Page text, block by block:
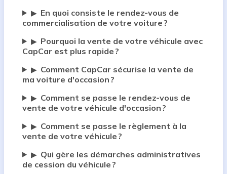
▶ En quoi consiste le rendez-vous de
commercialisation de votre voiture ?
▶ Pourquoi la vente de votre véhicule avec
CapCar est plus rapide ?
▶ Comment CapCar sécurise la vente de
ma voiture d'occasion ?
▶ Comment se passe le rendez-vous de
vente de votre véhicule d'occasion ?
▶ Comment se passe le règlement à la
vente de votre véhicule ?
▶ Qui gère les démarches administratives
de cession du véhicule ?